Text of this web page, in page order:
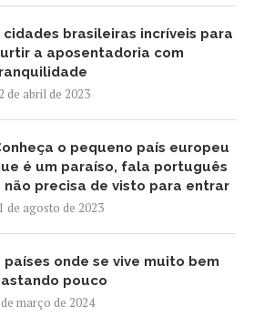
cidades brasileiras incríveis para
a aposentadoria com
de abril de 2023
o pequeno país europeu
é um paraíso, fala português
não precisa de visto para entrar
de agosto de 2023
países onde se vive muito bem
pouco
março de 2024